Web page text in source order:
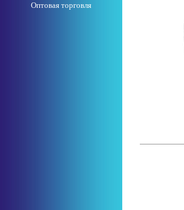
Оптовая торговля